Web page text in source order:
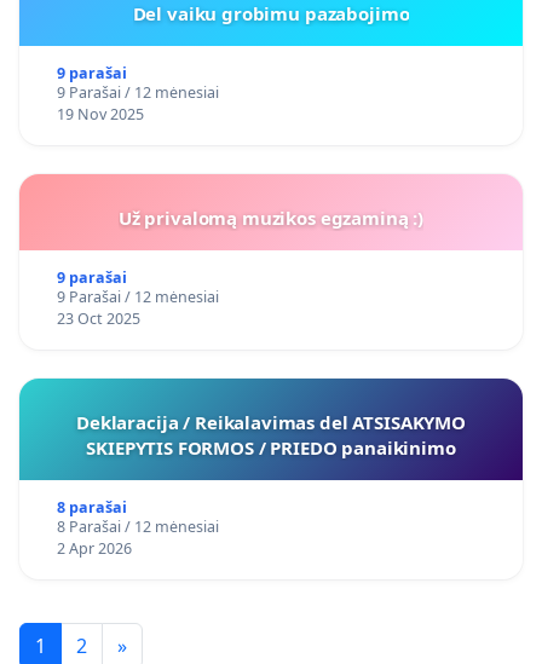
Del vaiku grobimu pazabojimo
9 parašai
9 Parašai / 12 mėnesiai
19 Nov 2025
Už privalomą muzikos egzaminą :)
9 parašai
9 Parašai / 12 mėnesiai
23 Oct 2025
Deklaracija / Reikalavimas del ATSISAKYMO
SKIEPYTIS FORMOS / PRIEDO panaikinimo
8 parašai
8 Parašai / 12 mėnesiai
2 Apr 2026
1 2 »